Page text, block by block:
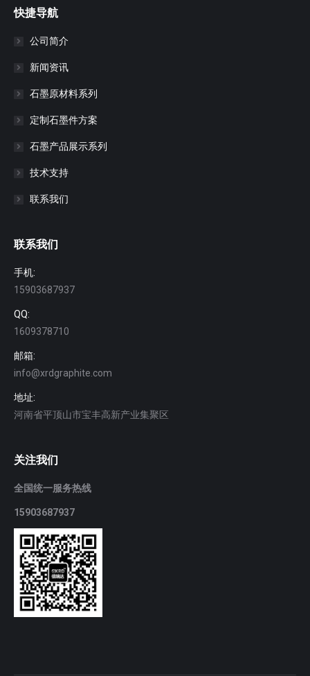
快捷导航
公司简介
新闻资讯
石墨原材料系列
定制石墨件方案
石墨产品展示系列
技术支持
联系我们
联系我们
手机:
15903687937
QQ:
1609378710
邮箱:
info@xrdgraphite.com
地址:
河南省平顶山市宝丰高新产业集聚区
关注我们
全国统一服务热线
15903687937